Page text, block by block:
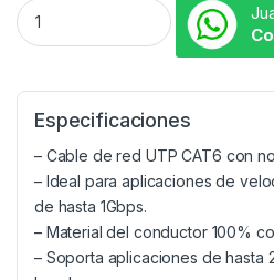
Especificaciones
– Cable de red UTP CAT6 con
– Ideal para aplicaciones de
de hasta 1Gbps.
– Material del conductor 100%
– Soporta aplicaciones de hasta